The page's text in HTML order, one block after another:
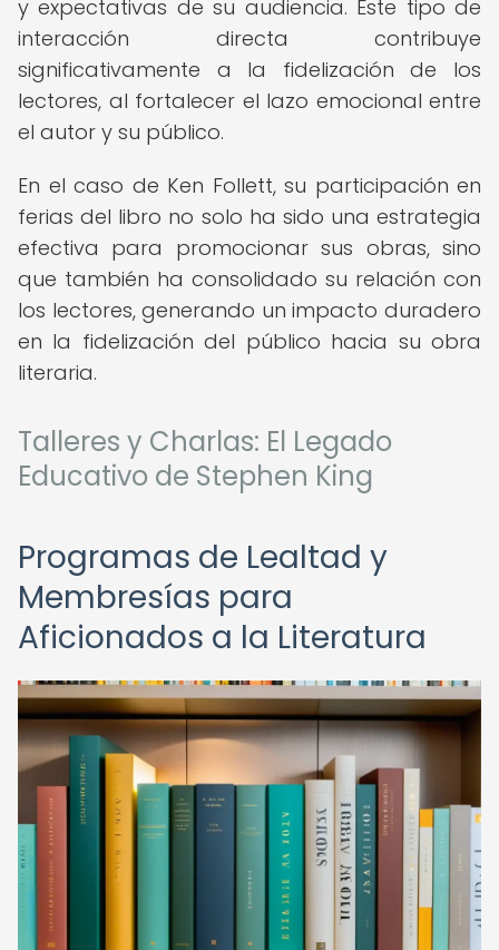
y expectativas de su audiencia. Este tipo de
interacción directa contribuye
significativamente a la fidelización de los
lectores, al fortalecer el lazo emocional entre
el autor y su público.
En el caso de Ken Follett, su participación en
ferias del libro no solo ha sido una estrategia
efectiva para promocionar sus obras, sino
que también ha consolidado su relación con
los lectores, generando un impacto duradero
en la fidelización del público hacia su obra
literaria.
Talleres y Charlas: El Legado
Educativo de Stephen King
Programas de Lealtad y
Membresías para
Aficionados a la Literatura